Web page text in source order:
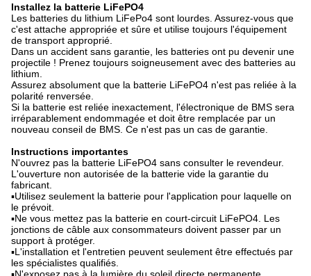
Installez la batterie LiFePO4
Les batteries du lithium LiFePo4 sont lourdes. Assurez-vous que
c'est attache appropriée et sûre et utilise toujours l'équipement
de transport approprié.
Dans un accident sans garantie, les batteries ont pu devenir une
projectile ! Prenez toujours soigneusement avec des batteries au
lithium.
Assurez absolument que la batterie LiFePO4 n'est pas reliée à la
polarité renversée.
Si la batterie est reliée inexactement, l'électronique de BMS sera
irréparablement endommagée et doit être remplacée par un
nouveau conseil de BMS. Ce n'est pas un cas de garantie.
Instructions importantes
N'ouvrez pas la batterie LiFePO4 sans consulter le revendeur.
L'ouverture non autorisée de la batterie vide la garantie du
fabricant.
▪Utilisez seulement la batterie pour l'application pour laquelle on
le prévoit.
▪Ne vous mettez pas la batterie en court-circuit LiFePO4. Les
jonctions de câble aux consommateurs doivent passer par un
support à protéger.
▪L'installation et l'entretien peuvent seulement être effectués par
les spécialistes qualifiés.
▪N'exposez pas à la lumière du soleil directe permanente.